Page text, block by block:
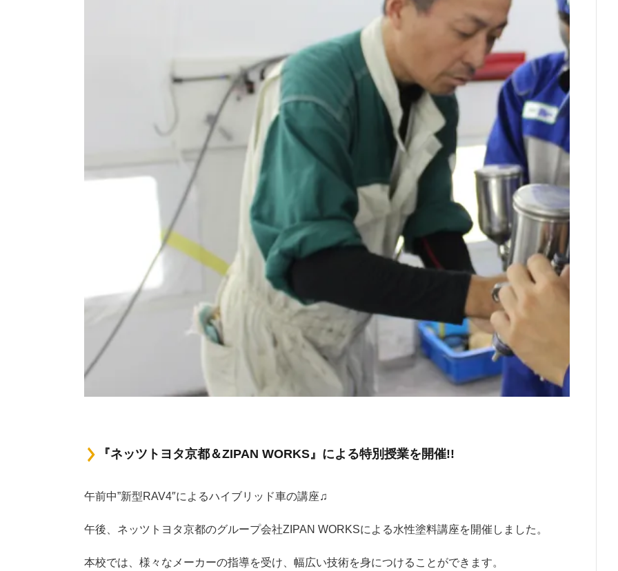
『ネッツトヨタ京都＆ZIPAN WORKS』による特別授業を開催!!
午前中”新型RAV4″によるハイブリッド車の講座♫
午後、ネッツトヨタ京都のグループ会社ZIPAN WORKSによる水性塗料講座を開催しました。
本校では、様々なメーカーの指導を受け、幅広い技術を身につけることができます。